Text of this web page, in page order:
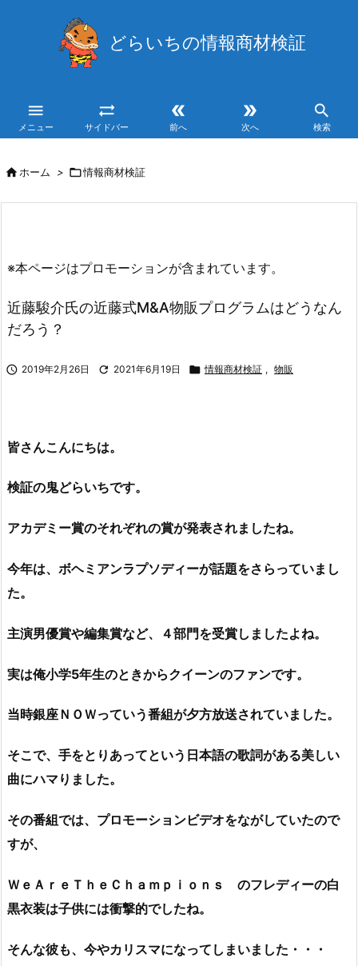
どらいちの情報商材検証

メニュー

サイドバー

前へ

次へ

検索
ホーム > 情報商材検証
※本ページはプロモーションが含まれています。
近藤駿介氏の近藤式M&A物販プログラムはどうなん
だろう？
 2019年2月26日  2021年6月19日  情報商材検証 , 物販
皆さんこんにちは。
検証の鬼どらいちです。
アカデミー賞のそれぞれの賞が発表されましたね。
今年は、ボヘミアンラプソディーが話題をさらっていまし
た。
主演男優賞や編集賞など、４部門を受賞しましたよね。
実は俺小学5年生のときからクイーンのファンです。
当時銀座ＮＯＷっていう番組が夕方放送されていました。
そこで、手をとりあってという日本語の歌詞がある美しい
曲にハマりました。
その番組では、プロモーションビデオをながしていたので
すが、
ＷｅＡｒｅＴｈｅＣｈａｍｐｉｏｎｓ のフレディーの白
黒衣装は子供には衝撃的でしたね。
そんな彼も、今やカリスマになってしまいました・・・